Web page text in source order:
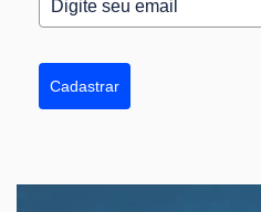
Cadastrar